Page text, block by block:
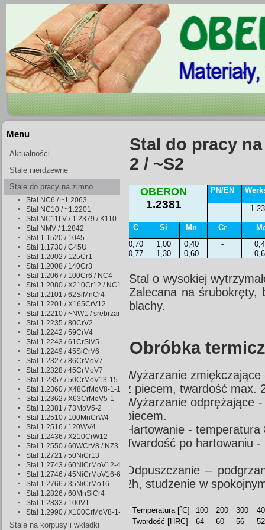
Menu
Aktualności
Stale nierdzewne
Stale do pracy na zimno
Stal NC6 / ~1.2063
Stal NC10 / ~1.2201
Stal NC11LV / 1.2379 / K110
Stal NMV / 1.2842
Stal 1.1520 / 1045
Stal 1.1730 / C45U
Stal 1.2002 / 125Cr1
Stal 1.2008 / 140Cr3
Stal 1.2067 / 100Cr6 / NC4
Stal 1.2080 / X210Cr12 / NC11
Stal 1.2101 / 62SiMnCr4
Stal 1.2201 / X165CrV12
Stal 1.2210 / ~NW1 / srebrzanka
Stal 1.2235 / 80CrV2
Stal 1.2242 / 59CrV4
Stal 1.2243 / 61CrSiV5
Stal 1.2249 / 45SiCrV6
Stal 1.2327 / 86CrMoV7
Stal 1.2328 / 45CrMoV7
Stal 1.2357 / 50CrMoV13-15
Stal 1.2360 / X48CrMoV8-1-1
Stal 1.2362 / X63CrMoV5-1
Stal 1.2381 / 73MoV5-2
Stal 1.2510 / 100MnCrW4
Stal 1.2516 / 120WV4
Stal 1.2436 / X210CrW12
Stal 1.2550 / 60WCrV8 / NZ3
Stal 1.2721 / 50NiCr13
Stal 1.2743 / 60NiCrMoV12-4
Stal 1.2746 / 45NiCrMoV16-6
Stal 1.2766 / 35NiCrMo16
Stal 1.2826 / 60MnSiCr4
Stal 1.2833 / 100V1
Stal 1.2990 / X100CrMoV8-1-1
Stale na korpusy i wkładki
Stal do pracy
2 / ~S2
OBERON
1.2381
PN/EN
-
C Si Mn Cr
0,70
0,77
1,00
1,30
0,40
0,60
-
-
Stal o wysokiej
Zalecana na śrubokręty,
blachy.
Obróbka
Wyżarzanie
z piecem, twardość max.
Wyżarzanie odprężające
piecem.
Hartowanie - temperatura
Twardość po hartowaniu
Odpuszczanie –
2h, studzenie w
Temperatura [˚C] 100 200 300
Twardość [HRC]
64 60 56 52